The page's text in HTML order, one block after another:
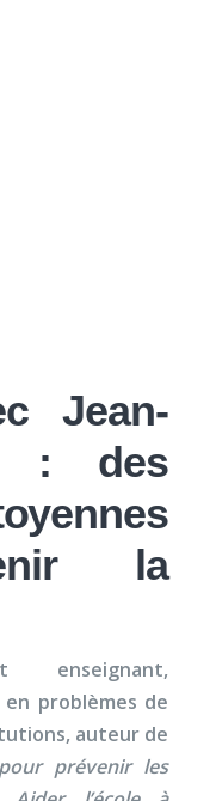
Jean-
: des
la
enseignant,
en problèmes de
auteur de
prévenir les